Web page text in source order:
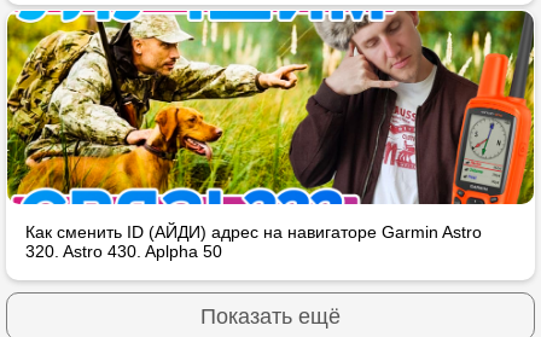
Как сменить ID (АЙДИ) адрес на навигаторе Garmin Astro
320. Astro 430. Aplpha 50
Показать ещё